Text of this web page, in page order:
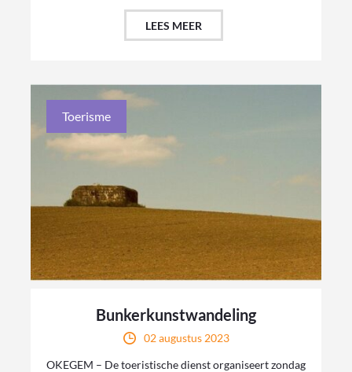
LEES MEER
Toerisme
Bunkerkunstwandeling
02 augustus 2023
OKEGEM – De toeristische dienst organiseert zondag